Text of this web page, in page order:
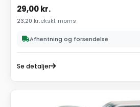
29,00kr.
23,20 kr.ekskl. moms
Afhentning og forsendelse
Se detaljer